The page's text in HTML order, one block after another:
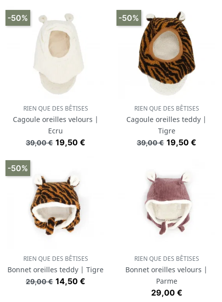
RIEN QUE DES BÊTISES
Cagoule oreilles velours |
Ecru
Prix de base
39,00 € Prix
19,50 €
-50%
RIEN QUE DES BÊTISES
Cagoule oreilles teddy |
Tigre
Prix de base
39,00 € Prix
19,50 €
-50%
RIEN QUE DES BÊTISES
Bonnet oreilles teddy | Tigre
Prix de base
29,00 € Prix
14,50 €
-50%
RIEN QUE DES BÊTISES
Bonnet oreilles velours |
Parme
Prix
29,00 €